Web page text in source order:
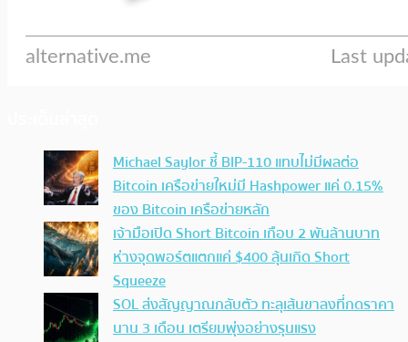
Michael Saylor ชี้ BIP-110 แทบไม่มีผลต่อ
Bitcoin เครือข่ายใหม่มี Hashpower แค่ 0.15%
ของ Bitcoin เครือข่ายหลัก
เจ้ามือเปิด Short Bitcoin เกือบ 2 พันล้านบาท
ห่างจุดพอร์ตแตกแค่ $400 ลุ้นเกิด Short
Squeeze
SOL ส่งสัญญาณกลับตัว ทะลุเส้นขาลงที่กดราคา
นาน 3 เดือน เตรียมพุ่งอย่างรุนแรง